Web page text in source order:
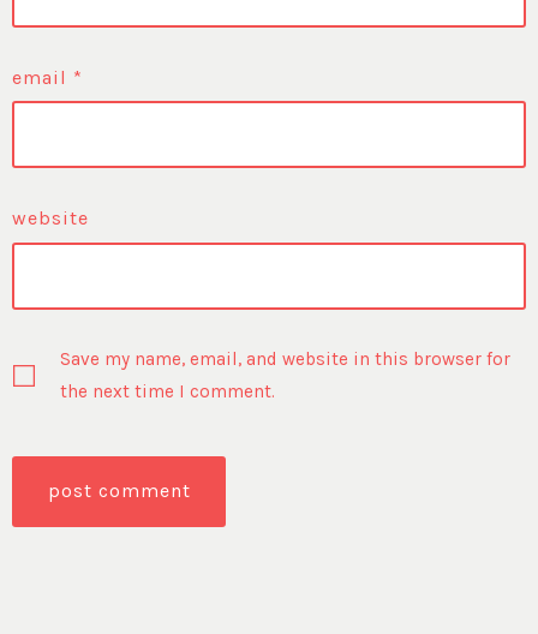
email *
website
Save my name, email, and website in this browser for
the next time I comment.